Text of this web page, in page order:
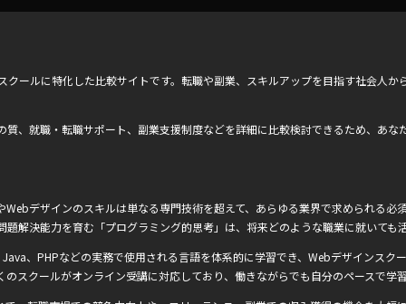
ールに特化した比較サイトです。転職や副業、スキルアップを目指す社会人
、就職・転職サポート、副業支援制度などを詳細に比較検討できるため、あ
デザインのスキルは単なる専門技術を超えて、あらゆる業界で求められる
解決能力を育む「プログラミング的思考」は、将来どのような職業に就いても
、PHPなどの実務で使用される言語を体系的に学習でき、Webデザインスク
スクールがオンライン受講に対応しており、働きながらでも自分のペースで学